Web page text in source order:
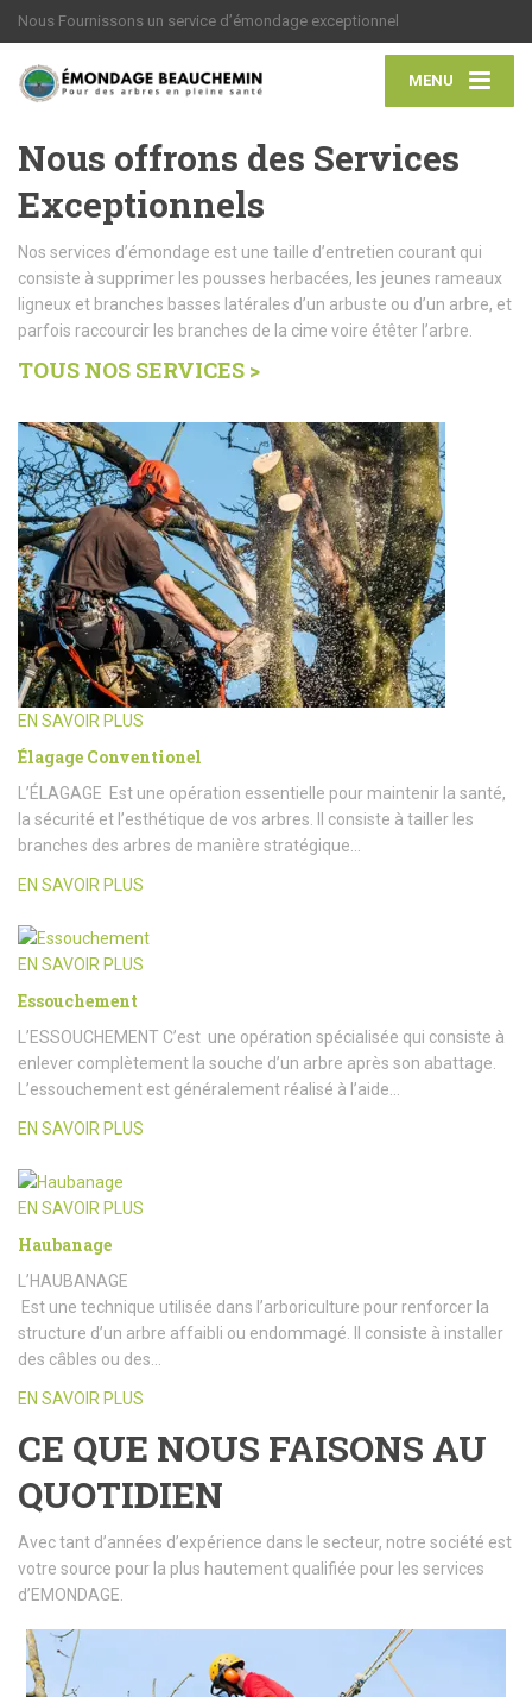
Nous Fournissons un service d’émondage exceptionnel
MENU
Nous offrons des Services
Exceptionnels
Nos services d’émondage est une taille d’entretien courant qui
consiste à supprimer les pousses herbacées, les jeunes rameaux
ligneux et branches basses latérales d’un arbuste ou d’un arbre, et
parfois raccourcir les branches de la cime voire étêter l’arbre.
TOUS NOS SERVICES >
EN SAVOIR PLUS
Élagage Conventionel
L’ÉLAGAGE Est une opération essentielle pour maintenir la santé,
la sécurité et l’esthétique de vos arbres. Il consiste à tailler les
branches des arbres de manière stratégique…
EN SAVOIR PLUS
EN SAVOIR PLUS
Essouchement
L’ESSOUCHEMENT C’est une opération spécialisée qui consiste à
enlever complètement la souche d’un arbre après son abattage.
L’essouchement est généralement réalisé à l’aide…
EN SAVOIR PLUS
EN SAVOIR PLUS
Haubanage
L’HAUBANAGE
Est une technique utilisée dans l’arboriculture pour renforcer la
structure d’un arbre affaibli ou endommagé. Il consiste à installer
des câbles ou des…
EN SAVOIR PLUS
CE QUE NOUS FAISONS AU
QUOTIDIEN
Avec tant d’années d’expérience dans le secteur, notre société est
votre source pour la plus hautement qualifiée pour les services
d’EMONDAGE.